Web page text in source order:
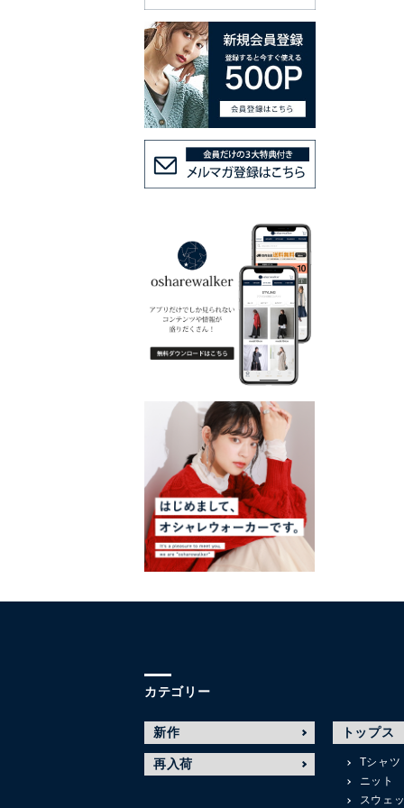
カテゴリー
新作
再入荷
トップス
Tシャツ
ニット
スウェ